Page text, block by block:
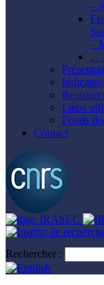
–
–
...
Liens
Fonds
Contact
Rechercher :